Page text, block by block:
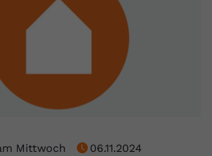
Mittwoch
06.11.2024